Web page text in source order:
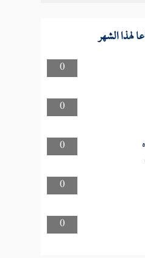
لهذا الشهر
0
0
0
0
0